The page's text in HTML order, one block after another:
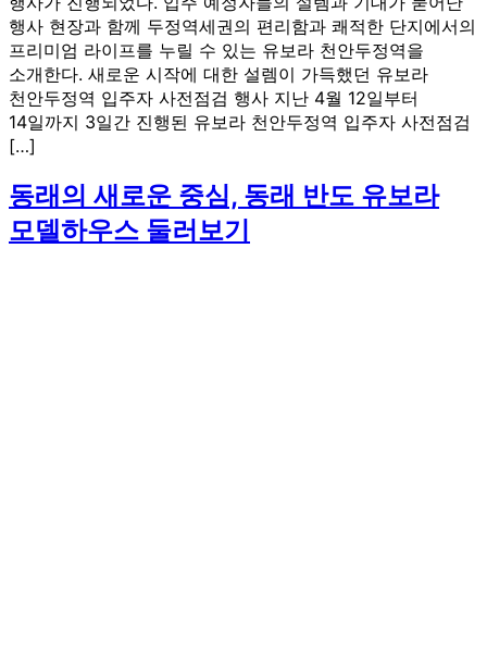
행사 현장과 함께 두정역세권의 편리함과 쾌적한 단지에서의
프리미엄 라이프를 누릴 수 있는 유보라 천안두정역을
소개한다. 새로운 시작에 대한 설렘이 가득했던 유보라
천안두정역 입주자 사전점검 행사 지난 4월 12일부터
14일까지 3일간 진행된 유보라 천안두정역 입주자 사전점검
[…]
동래의 새로운 중심, 동래 반도 유보라
모델하우스 둘러보기